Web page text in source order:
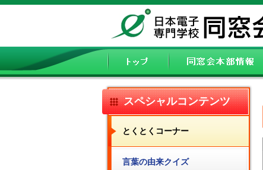
スペシャルコンテンツ
とくとくコーナー
言葉の由来クイズ